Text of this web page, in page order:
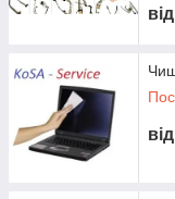
Ремонт
Замена шлейфа
Ремонт шлейфа
від
від